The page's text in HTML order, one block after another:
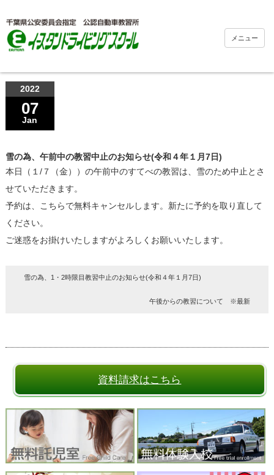
メニュー
2022
07
Jan
雪の為、午前中の教習中止のお知らせ(令和４年１月7日)
本日（１/７（金））の午前中のすてべの教習は、雪のため中止とさ
せていただきます。
予約は、こちらで無料キャンセルします。新たに予約を取り直して
ください。
ご迷惑をお掛けいたしますがよろしくお願いいたします。
雪の為、1・2時限目教習中止のお知らせ(令和４年１月7日)
午後からの教習について ※最新
資料請求はこちら